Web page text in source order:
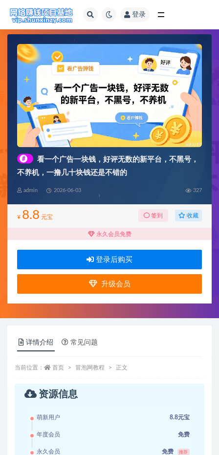
登录
#
看一个广告一块钱，好评无数的新平台，不黑号，
不养机，一撸几十块钱还是不错的
admin 2026-06-03 327
¥ 8.8 元宝 签到 收藏
永久会员免费
登录后购买
升级会员
详情介绍 常见问题
当前位置： 首页 冒泡网教程 正文
资源信息
萌新用户 8.8元宝
年度会员 免费
永久会员 免费 推荐